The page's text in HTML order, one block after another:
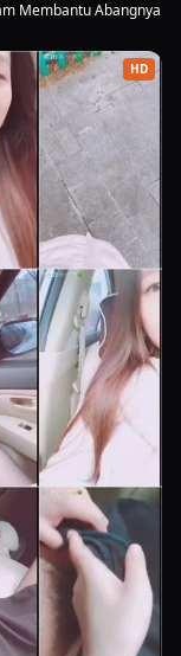
Membantu Abangnya
HD